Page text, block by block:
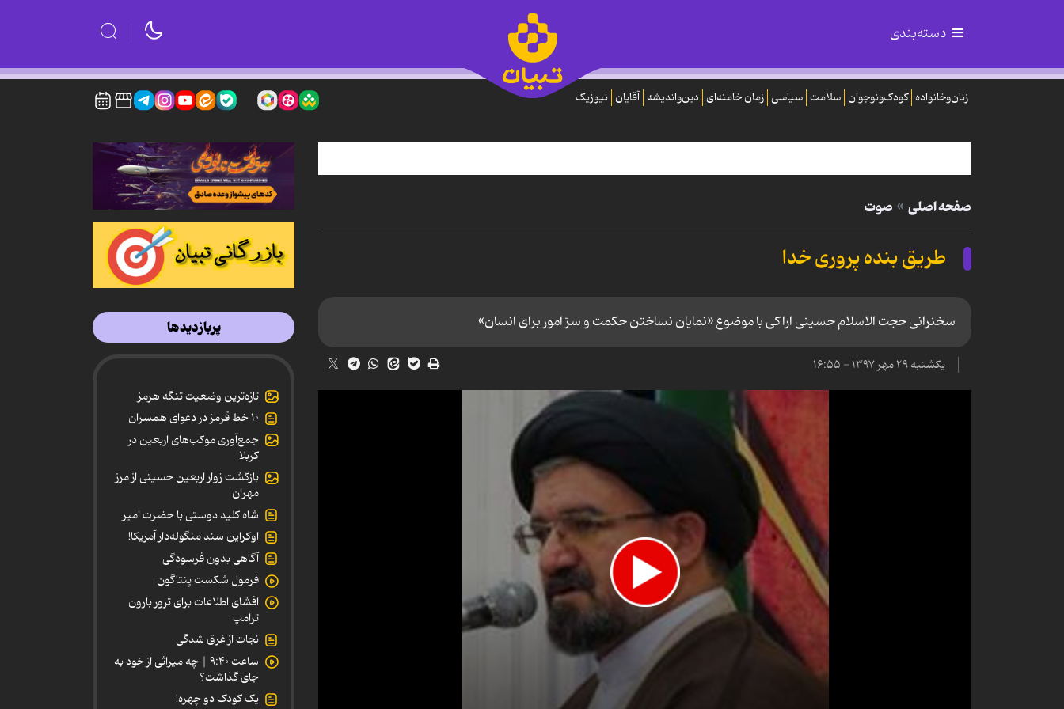
دسته‌بندی
زنان‌وخانواده کودک‌ونوجوان سلامت سیاسی زمان خامنه‌ای دین‌واندیشه آقایان نیوزیک
صفحه اصلی صوت
طریق بنده پروری خدا
سخنرانی حجت الاسلام حسینی اراکی با موضوع «نمایان نساختن حکمت و سرّ امور برای انسان»
یکشنبه ۲۹ مهر ۱۳۹۷ - ۱۶:۵۵
پربازدیدها
تازه‌ترین وضعیت تنگه هرمز
۱۰ خط قرمز در دعوای همسران
جمع‌آوری موکب‌های اربعین در
کربلا
بازگشت زوار اربعین حسینی از مرز
مهران
شاه کلید دوستی با حضرت امیر
اوکراین سند منگوله‌دار آمریکا!
آگاهی بدون فرسودگی
فرمول شکست پنتاگون
افشای اطلاعات برای ترور بارون
ترامپ
نجات از غرق شدگی
ساعت ۹:۴۰ | چه میراثی از خود به
جای گذاشت؟
یک کودک دو چهره!